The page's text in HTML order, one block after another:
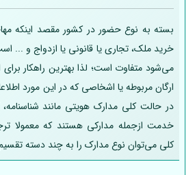
بسته به نوع حضور در کشور مقصد اینکه
خرید ملک، تجاری یا قانونی یا ازدواج و ...
می‌شود متفاوت است؛ لذا بهترین راهکار برای
ارگان مربوطه یا اشخاصی که در این مورد
در حالت کلی مدارک هویتی مانند
خدمت ازجمله مدارکی هستند که معمولا
کلی می‌توان نوع مدارک را به چند دسته